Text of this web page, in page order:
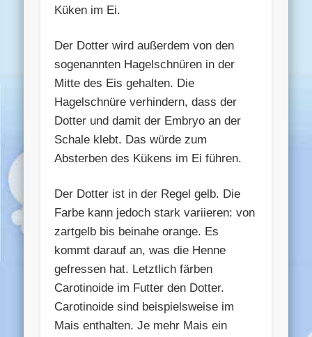
Küken im Ei.
Der Dotter wird außerdem von den
sogenannten Hagelschnüren in der
Mitte des Eis gehalten. Die
Hagelschnüre verhindern, dass der
Dotter und damit der Embryo an der
Schale klebt. Das würde zum
Absterben des Kükens im Ei führen.
Der Dotter ist in der Regel gelb. Die
Farbe kann jedoch stark variieren: von
zartgelb bis beinahe orange. Es
kommt darauf an, was die Henne
gefressen hat. Letztlich färben
Carotinoide im Futter den Dotter.
Carotinoide sind beispielsweise im
Mais enthalten. Je mehr Mais ein